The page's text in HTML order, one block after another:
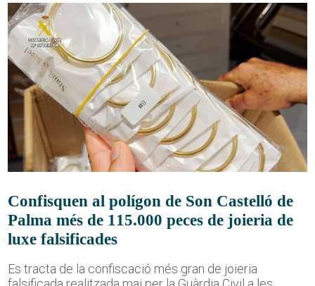
Confisquen al polígon de Son Castelló de
Palma més de 115.000 peces de joieria de
luxe falsificades
Es tracta de la confiscació més gran de joieria